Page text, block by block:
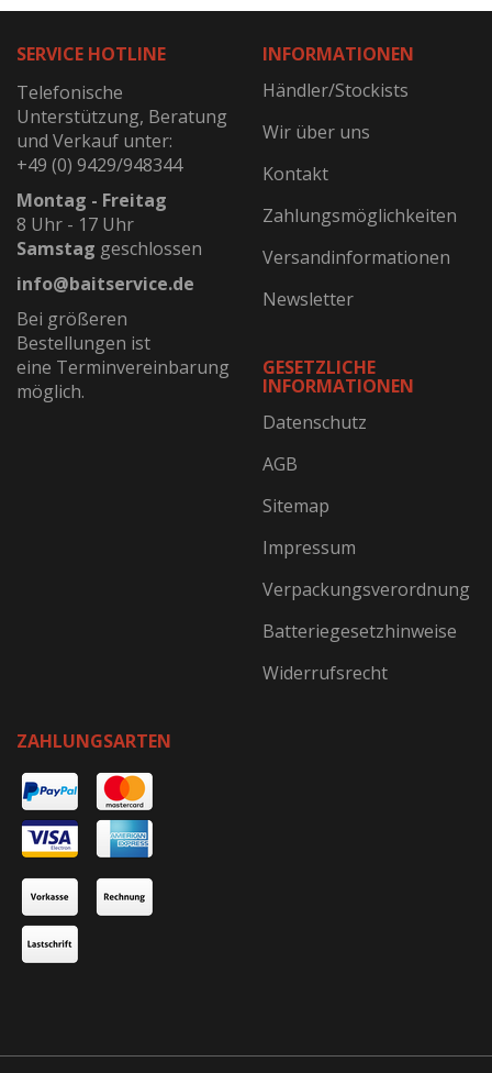
SERVICE HOTLINE
Telefonische
Unterstützung, Beratung
und Verkauf unter:
+49 (0) 9429/948344
Montag - Freitag
8 Uhr - 17 Uhr
Samstag geschlossen
info@baitservice.de
Bei größeren
Bestellungen ist
eine Terminvereinbarung
möglich.
INFORMATIONEN
Händler/Stockists
Wir über uns
Kontakt
Zahlungsmöglichkeiten
Versandinformationen
Newsletter
GESETZLICHE
INFORMATIONEN
Datenschutz
AGB
Sitemap
Impressum
Verpackungsverordnung
Batteriegesetzhinweise
Widerrufsrecht
ZAHLUNGSARTEN